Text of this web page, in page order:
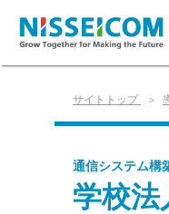
サイトトップ
通信システム構
学校法